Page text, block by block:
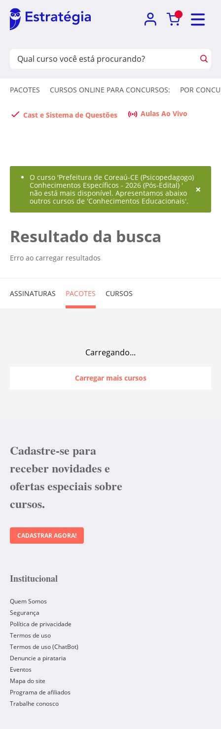
PACOTES CURSOS ONLINE PARA CONCURSOS: POR
Cast e Sistema de Questões Aulas Ao Vivo
O curso 'Prefeitura de Coreaú-CE (Psicopedagogo)
Conhecimentos Específicos - 2026 (Pós-Edital) '
não está mais disponível. Apresentamos abaixo
outros cursos de 'Conhecimentos Educacionais'.
×
Resultado da busca
Erro ao carregar resultados
ASSINATURAS PACOTES CURSOS
Carregando...
Carregar mais cursos
Cadastre-se para
receber novidades e
ofertas especiais sobre
cursos.
CADASTRAR AGORA!
Institucional
Quem Somos
Segurança
Política de privacidade
Termos de uso
Termos de uso (ChatBot)
Denuncie a pirataria
Eventos
Mapa do site
Programa de afiliados
Trabalhe conosco